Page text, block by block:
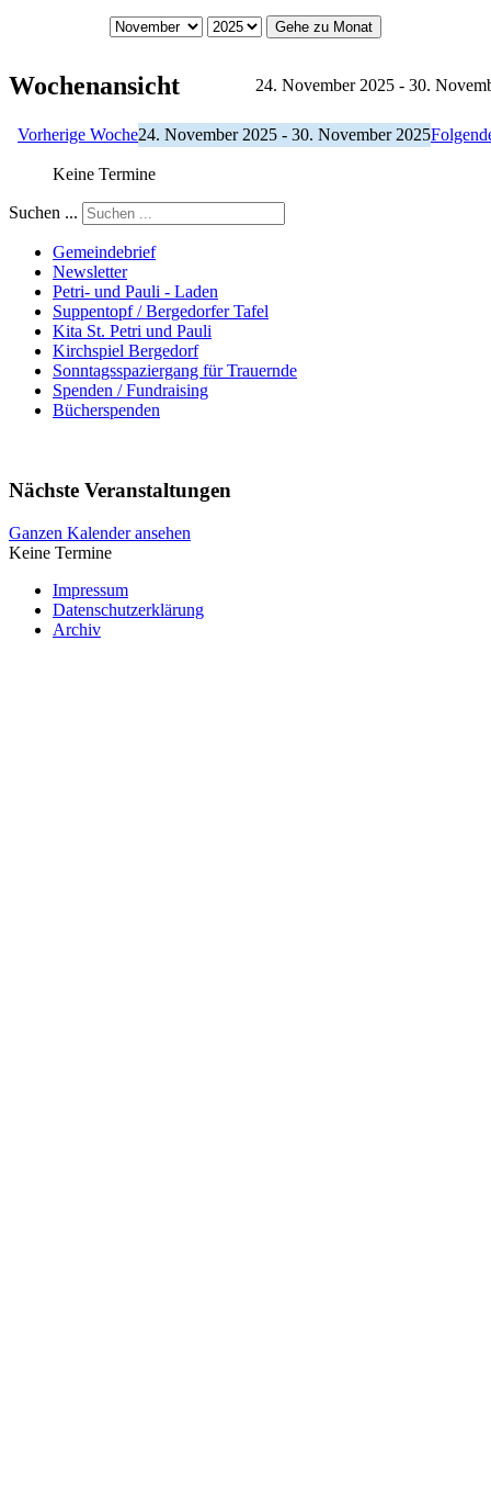
Gehe zu Monat
Wochenansicht 24. November 2025 - 30.
Vorherige Woche24. November 2025 - 30. November 2025
Keine Termine
Suchen ...
Gemeindebrief
Newsletter
Petri- und Pauli - Laden
Suppentopf / Bergedorfer Tafel
Kita St. Petri und Pauli
Kirchspiel Bergedorf
Sonntagsspaziergang für Trauernde
Spenden / Fundraising
Bücherspenden
Nächste Veranstaltungen
Ganzen Kalender ansehen
Keine Termine
Impressum
Datenschutzerklärung
Archiv